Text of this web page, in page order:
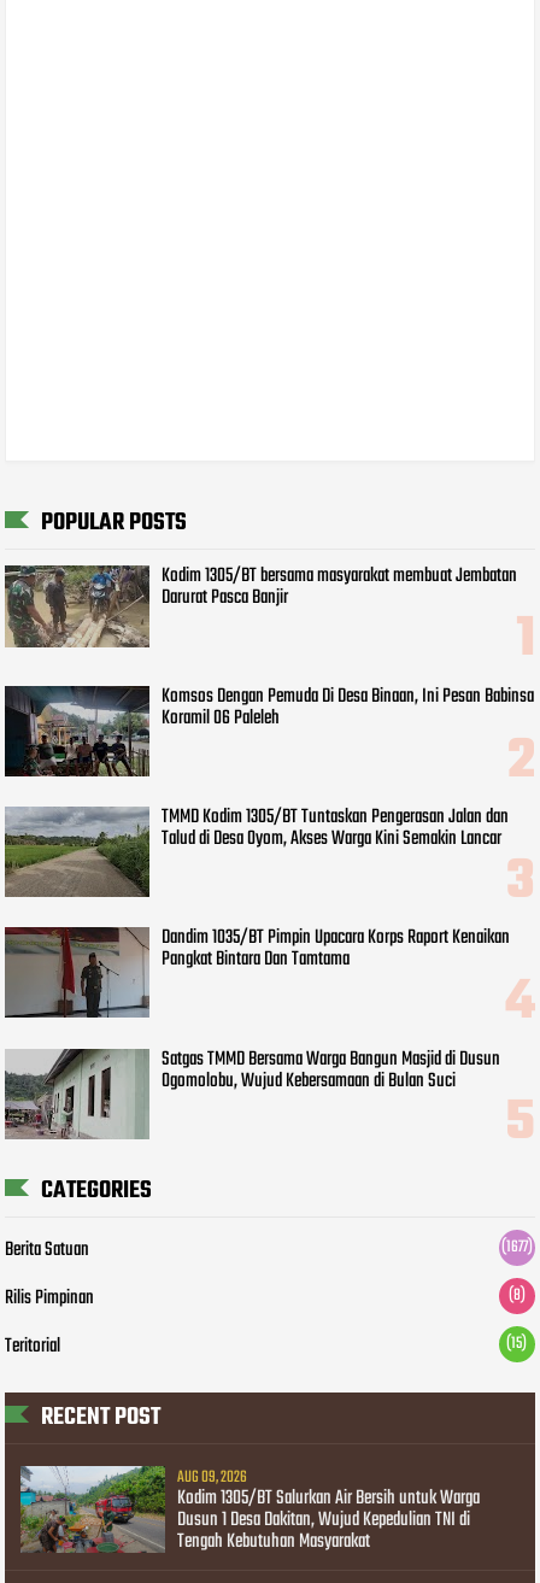
POPULAR POSTS
Kodim 1305/BT bersama masyarakat membuat Jembatan
Darurat Pasca Banjir
Komsos Dengan Pemuda Di Desa Binaan, Ini Pesan Babinsa
Koramil 06 Paleleh
TMMD Kodim 1305/BT Tuntaskan Pengerasan Jalan dan
Talud di Desa Oyom, Akses Warga Kini Semakin Lancar
Dandim 1035/BT Pimpin Upacara Korps Raport Kenaikan
Pangkat Bintara Dan Tamtama
Satgas TMMD Bersama Warga Bangun Masjid di Dusun
Ogomolobu, Wujud Kebersamaan di Bulan Suci
CATEGORIES
Berita Satuan (1677)
Rilis Pimpinan (8)
Teritorial (15)
RECENT POST
AUG 09, 2026
Kodim 1305/BT Salurkan Air Bersih untuk Warga
Dusun 1 Desa Dakitan, Wujud Kepedulian TNI di
Tengah Kebutuhan Masyarakat